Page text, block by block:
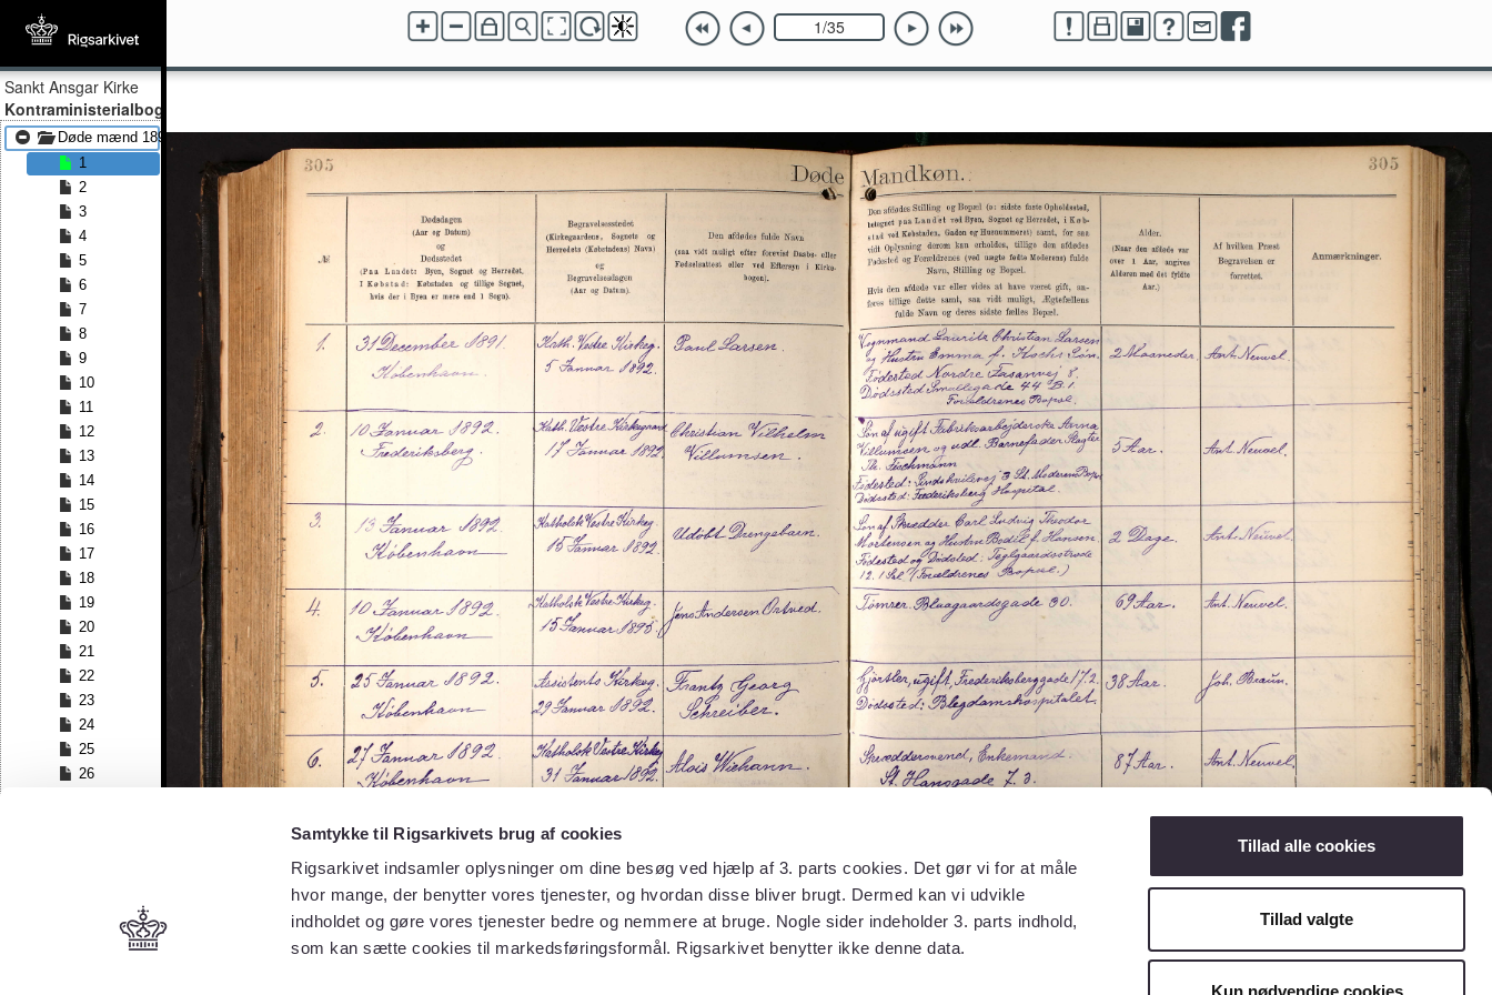
Samtykke til Rigsarkivets brug af cookies
Rigsarkivet indsamler oplysninger om dine besøg ved hjælp af 3. parts cookies. Det gør vi for at måle
hvor mange, der benytter vores tjenester, og hvordan disse bliver brugt. Dermed kan vi udvikle
indholdet og gøre vores tjenester bedre og nemmere at bruge. Nogle sider indeholder 3. parts indhold,
som kan sætte cookies til markedsføringsformål. Rigsarkivet benytter ikke denne data.
Tillad alle cookies
Tillad valgte
Kun nødvendige cookies
Sankt Ansgar Kirke
Kontraministerialbog
Døde mænd 1891 - Døde mænd 1908
1
2
3
4
5
6
7
8
9
10
11
12
13
14
15
16
17
18
19
20
21
22
23
24
25
26